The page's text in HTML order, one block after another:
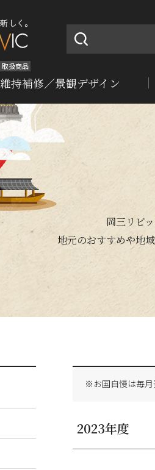
取扱商品
維持補修／景観デザイン
岡三リビ
地元のおすすめや地
※お国自慢は毎月
2023年度